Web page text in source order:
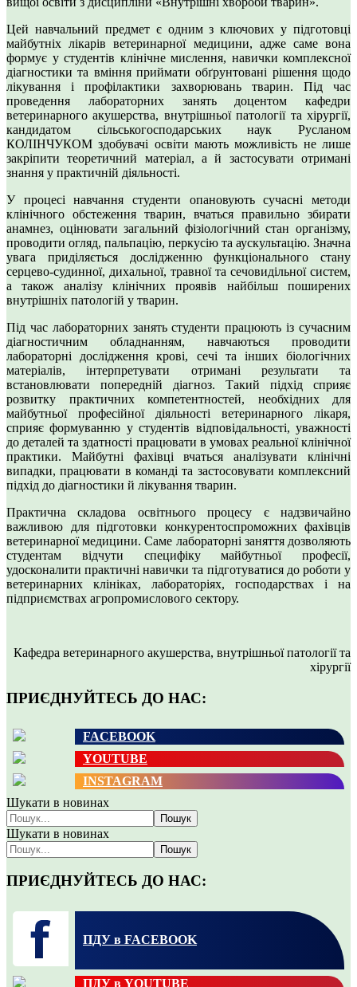
Цей навчальний предмет є одним з ключових у підготовці
майбутніх лікарів ветеринарної медицини, адже саме вона
формує у студентів клінічне мислення, навички комплексної
діагностики та вміння приймати обґрунтовані рішення щодо
лікування і профілактики захворювань тварин. Під час
проведення лабораторних занять доцентом кафедри
ветеринарного акушерства, внутрішньої патології та хірургії,
кандидатом сільськогосподарських наук Русланом
КОЛІНЧУКОМ здобувачі освіти мають можливість не лише
закріпити теоретичний матеріал, а й застосувати отримані
знання у практичній діяльності.
У процесі навчання студенти опановують сучасні методи
клінічного обстеження тварин, вчаться правильно збирати
анамнез, оцінювати загальний фізіологічний стан організму,
проводити огляд, пальпацію, перкусію та аускультацію. Значна
увага приділяється дослідженню функціонального стану
серцево-судинної, дихальної, травної та сечовидільної систем,
а також аналізу клінічних проявів найбільш поширених
внутрішніх патологій у тварин.
Під час лабораторних занять студенти працюють із сучасним
діагностичним обладнанням, навчаються проводити
лабораторні дослідження крові, сечі та інших біологічних
матеріалів, інтерпретувати отримані результати та
встановлювати попередній діагноз. Такий підхід сприяє
розвитку практичних компетентностей, необхідних для
майбутньої професійної діяльності ветеринарного лікаря,
сприяє формуванню у студентів відповідальності, уважності
до деталей та здатності працювати в умовах реальної клінічної
практики. Майбутні фахівці вчаться аналізувати клінічні
випадки, працювати в команді та застосовувати комплексний
підхід до діагностики й лікування тварин.
Практична складова освітнього процесу є надзвичайно
важливою для підготовки конкурентоспроможних фахівців
ветеринарної медицини. Саме лабораторні заняття дозволяють
студентам відчути специфіку майбутньої професії,
удосконалити практичні навички та підготуватися до роботи у
ветеринарних клініках, лабораторіях, господарствах і на
підприємствах агропромислового сектору.
Кафедра ветеринарного акушерства, внутрішньої патології та
хірургії
ПРИЄДНУЙТЕСЬ ДО НАС:
FACEBOOK
YOUTUBE
INSTAGRAM
Шукати в новинах
Пошук
Шукати в новинах
Пошук
ПРИЄДНУЙТЕСЬ ДО НАС:
ПДУ в FACEBOOK
ПДУ в YOUTUBE